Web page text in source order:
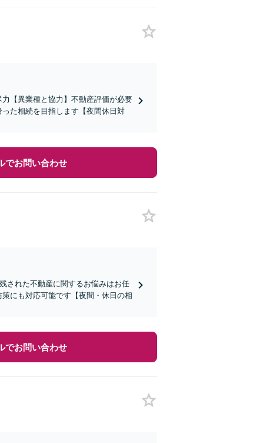
【異業種と協力】不動産評価が必要
た相続を目指します【夜間休日対
でお問い合わせ
された不動産に関するお悩みはお任
にも対応可能です【夜間・休日の相
でお問い合わせ